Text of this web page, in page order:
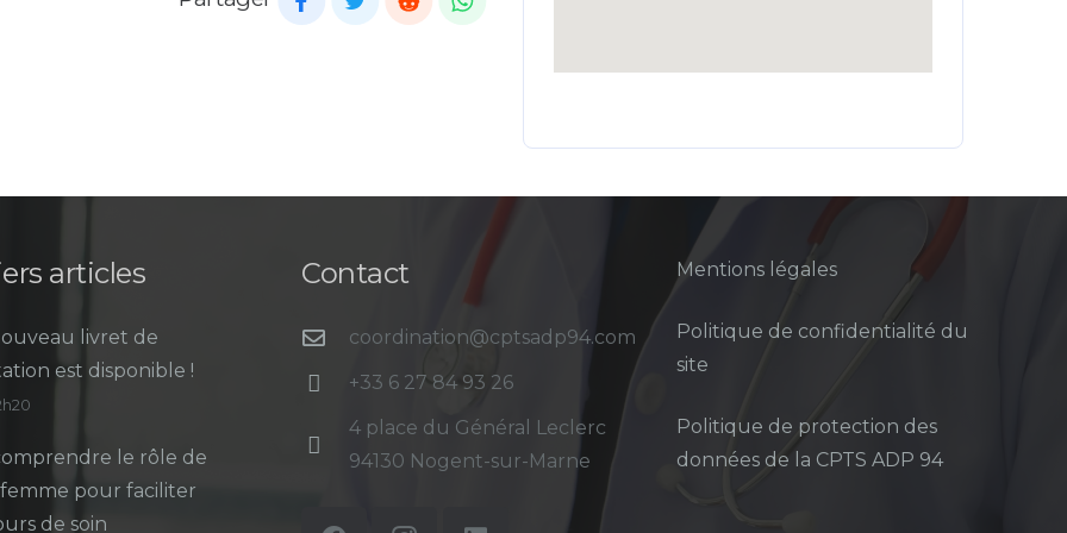
articles
livret de
est disponible !
le rôle de
pour faciliter
de soin
Contact
coordination@cptsadp94.com
+33 6 27 84 93 26
4 place du Général Leclerc
94130 Nogent-sur-Marne
Mentions légales
Politique de confidentialité du
site
Politique de protection des
données de la CPTS ADP 94